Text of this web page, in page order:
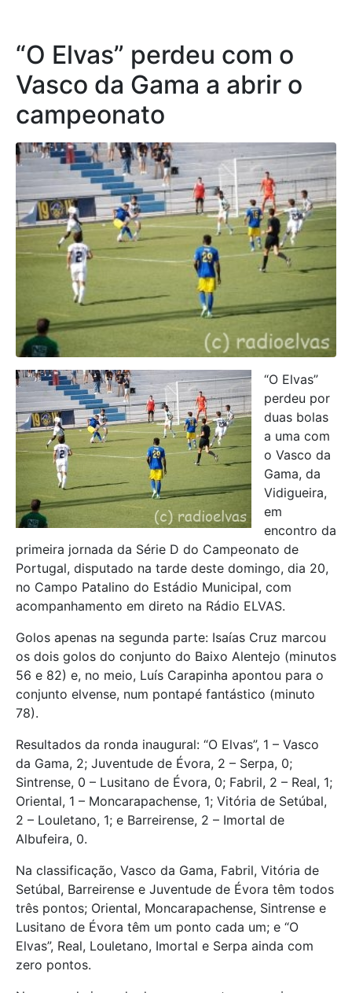
“O Elvas” perdeu com o
Vasco da Gama a abrir o
campeonato
“O Elvas”
perdeu por
duas bolas
a uma com
o Vasco da
Gama, da
Vidigueira,
em
encontro da
primeira jornada da Série D do Campeonato de
Portugal, disputado na tarde deste domingo, dia 20,
no Campo Patalino do Estádio Municipal, com
acompanhamento em direto na Rádio ELVAS.
Golos apenas na segunda parte: Isaías Cruz marcou
os dois golos do conjunto do Baixo Alentejo (minutos
56 e 82) e, no meio, Luís Carapinha apontou para o
conjunto elvense, num pontapé fantástico (minuto
78).
Resultados da ronda inaugural: “O Elvas”, 1 – Vasco
da Gama, 2; Juventude de Évora, 2 – Serpa, 0;
Sintrense, 0 – Lusitano de Évora, 0; Fabril, 2 – Real, 1;
Oriental, 1 – Moncarapachense, 1; Vitória de Setúbal,
2 – Louletano, 1; e Barreirense, 2 – Imortal de
Albufeira, 0.
Na classificação, Vasco da Gama, Fabril, Vitória de
Setúbal, Barreirense e Juventude de Évora têm todos
três pontos; Oriental, Moncarapachense, Sintrense e
Lusitano de Évora têm um ponto cada um; e “O
Elvas”, Real, Louletano, Imortal e Serpa ainda com
zero pontos.